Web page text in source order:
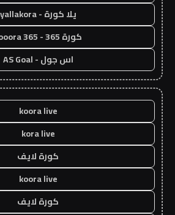
يلا كورة - yallakora
كورة 365 - kooora 365
اس جول - AS Goal
koora live
kora live
كورة لايف
koora live
كورة لايف